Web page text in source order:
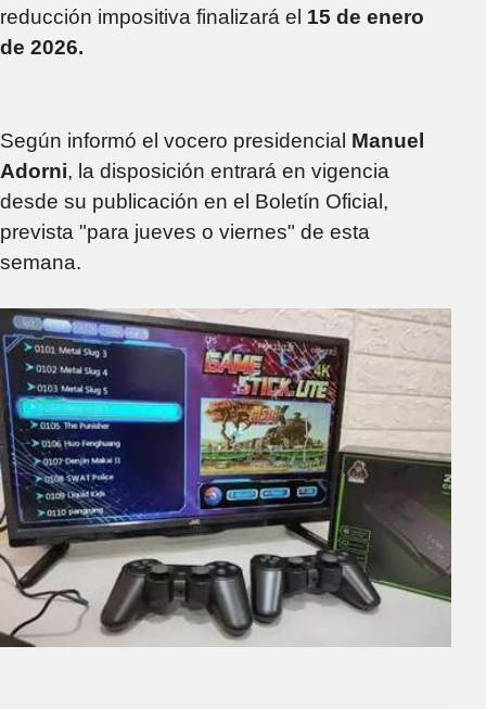
Gobierno
reducción impositiva finalizará el 15 de enero
de 2026.
Según informó el vocero presidencial Manuel
Adorni, la disposición entrará en vigencia
desde su publicación en el Boletín Oficial,
prevista "para jueves o viernes" de esta
semana.